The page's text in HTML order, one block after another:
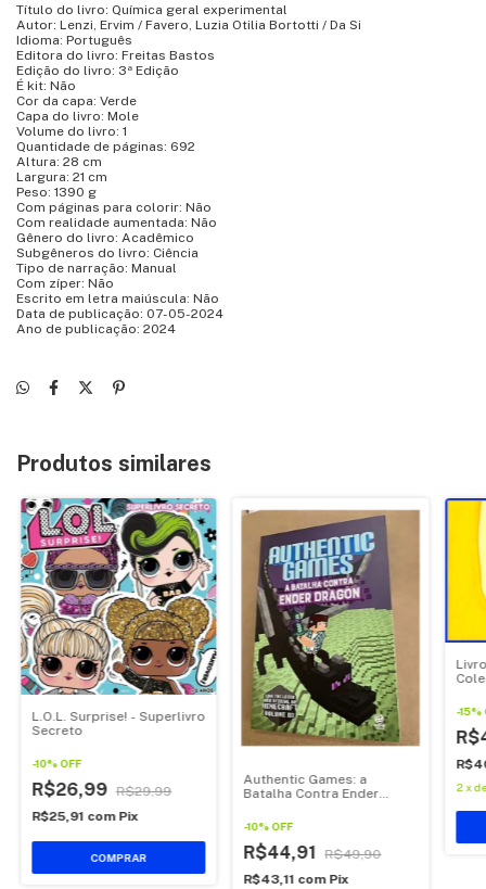
Título do livro: Química geral experimental
Autor: Lenzi, Ervim / Favero, Luzia Otilia Bortotti / Da Si
Idioma: Português
Editora do livro: Freitas Bastos
Edição do livro: 3ª Edição
É kit: Não
Cor da capa: Verde
Capa do livro: Mole
Volume do livro: 1
Quantidade de páginas: 692
Altura: 28 cm
Largura: 21 cm
Peso: 1390 g
Com páginas para colorir: Não
Com realidade aumentada: Não
Gênero do livro: Acadêmico
Subgêneros do livro: Ciência
Tipo de narração: Manual
Com zíper: Não
Escrito em letra maiúscula: Não
Data de publicação: 07-05-2024
Ano de publicação: 2024
Produtos similares
L.O.L. Surprise! - Superlivro
Secreto
-10%OFF
R$26,99 R$29,99
R$25,91 com Pix
COMPRAR
Authentic Games: a
Batalha Contra Ender
-10%OFF
R$44,91
R$49,90
R$43,11 com Pix
-15%
2x